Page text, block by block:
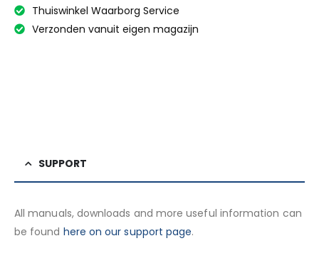
Thuiswinkel Waarborg Service
Verzonden vanuit eigen magazijn
SUPPORT
All manuals, downloads and more useful information can
be found here on our support page.